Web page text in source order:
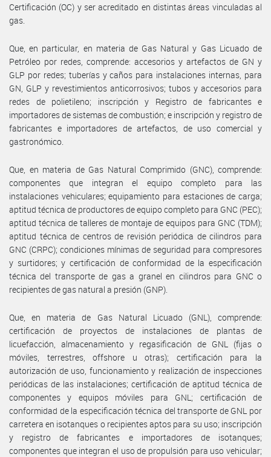
Certificación (OC) y ser acreditado en distintas áreas vinculadas al
gas.
Que, en particular, en materia de Gas Natural y Gas Licuado de
Petróleo por redes, comprende: accesorios y artefactos de GN y
GLP por redes; tuberías y caños para instalaciones internas, para
GN, GLP y revestimientos anticorrosivos; tubos y accesorios para
redes de polietileno; inscripción y Registro de fabricantes e
importadores de sistemas de combustión; e inscripción y registro de
fabricantes e importadores de artefactos, de uso comercial y
gastronómico.
Que, en materia de Gas Natural Comprimido (GNC), comprende:
componentes que integran el equipo completo para las
instalaciones vehiculares; equipamiento para estaciones de carga;
aptitud técnica de productores de equipo completo para GNC (PEC);
aptitud técnica de talleres de montaje de equipos para GNC (TDM);
aptitud técnica de centros de revisión periódica de cilindros para
GNC (CRPC); condiciones mínimas de seguridad para compresores
y surtidores; y certificación de conformidad de la especificación
técnica del transporte de gas a granel en cilindros para GNC o
recipientes de gas natural a presión (GNP).
Que, en materia de Gas Natural Licuado (GNL), comprende:
certificación de proyectos de instalaciones de plantas de
licuefacción, almacenamiento y regasificación de GNL (fijas o
móviles, terrestres, offshore u otras); certificación para la
autorización de uso, funcionamiento y realización de inspecciones
periódicas de las instalaciones; certificación de aptitud técnica de
componentes y equipos móviles para GNL; certificación de
conformidad de la especificación técnica del transporte de GNL por
carretera en isotanques o recipientes aptos para su uso; inscripción
y registro de fabricantes e importadores de isotanques;
componentes que integran el uso de propulsión para uso vehicular;